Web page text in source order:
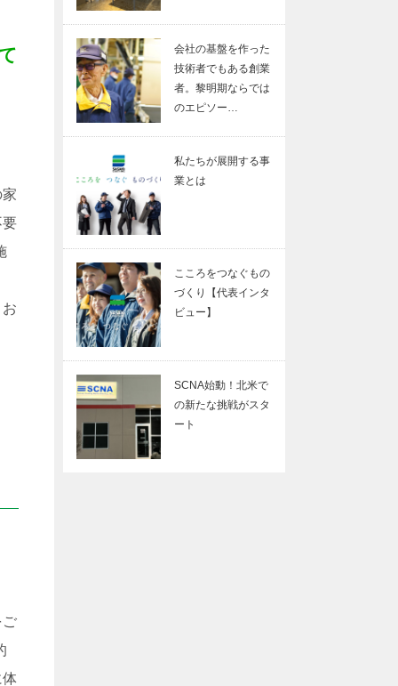
要
ご
体
会社の基盤を作った
技術者でもある創業
者。黎明期ならでは
のエピソー…
私たちが展開する事
業とは
こころをつなぐもの
づくり【代表インタ
ビュー】
SCNA始動！北米で
の新たな挑戦がスタ
ート